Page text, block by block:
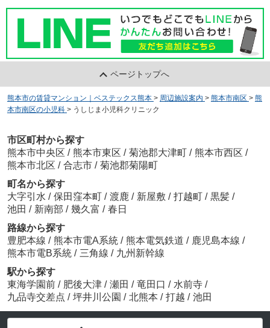
ページトップへ
熊本市の賃貸マンション｜ベステックス熊本 > 周辺施設案内 > 熊本市南区 > 熊
本市南区の小児科 > うしじま小児科クリニック
市区町村から探す
熊本市中央区 / 熊本市東区 / 菊池郡大津町 / 熊本市西区 /
熊本市北区 / 合志市 / 菊池郡菊陽町
町名から探す
大字引水 / 保田窪本町 / 渡鹿 / 新屋敷 / 打越町 / 黒髪 /
池田 / 新南部 / 幾久富 / 春日
路線から探す
豊肥本線 / 熊本市電A系統 / 熊本電気鉄道 / 鹿児島本線 /
熊本市電B系統 / 三角線 / 九州新幹線
駅から探す
東海学園前 / 肥後大津 / 瀬田 / 竜田口 / 水前寺 /
九品寺交差点 / 坪井川公園 / 北熊本 / 打越 / 池田